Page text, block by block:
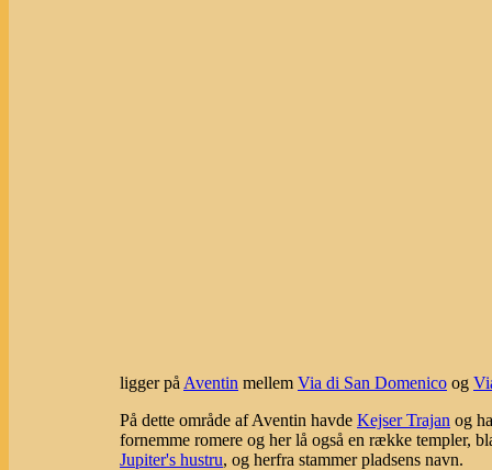
ligger på Aventin mellem Via di San Domenico og
På dette område af Aventin havde Kejser Trajan og
fornemme romere og her lå også en række templer,
Jupiter's hustru, og herfra stammer pladsens navn.